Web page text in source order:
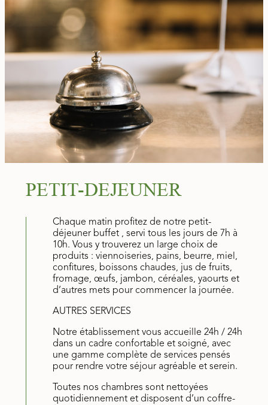
PETIT-DEJEUNER
Chaque matin profitez de notre petit-
déjeuner buffet , servi tous les jours de 7h à
10h. Vous y trouverez un large choix de
produits : viennoiseries, pains, beurre, miel,
confitures, boissons chaudes, jus de fruits,
fromage, œufs, jambon, céréales, yaourts et
d’autres mets pour commencer la journée.
AUTRES SERVICES
Notre établissement vous accueille 24h / 24h
dans un cadre confortable et soigné, avec
une gamme complète de services pensés
pour rendre votre séjour agréable et serein.
Toutes nos chambres sont nettoyées
quotidiennement et disposent d’un coffre-